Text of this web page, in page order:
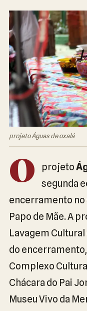
projeto Águas de oxalá
O projeto
segunda
encerramento no
Papo de Mãe. A
Lavagem
do
Complexo
Chácara do Pai
Museu Vivo da